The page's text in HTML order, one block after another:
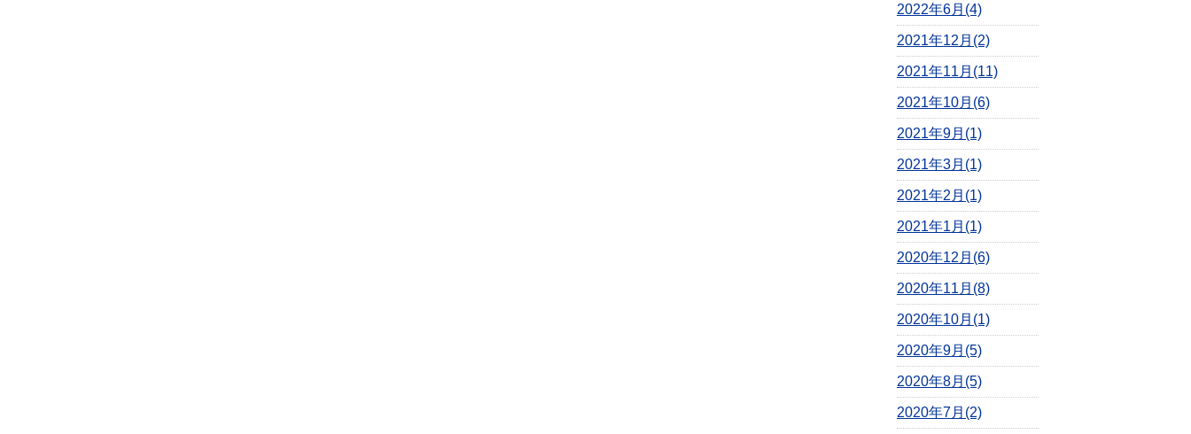
2022年6月(4)
2021年12月(2)
2021年11月(11)
2021年10月(6)
2021年9月(1)
2021年3月(1)
2021年2月(1)
2021年1月(1)
2020年12月(6)
2020年11月(8)
2020年10月(1)
2020年9月(5)
2020年8月(5)
2020年7月(2)